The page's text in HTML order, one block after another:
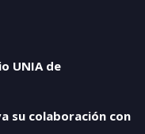
UNIA de
su colaboración con